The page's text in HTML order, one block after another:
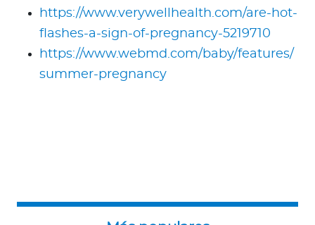
https://www.verywellhealth.com/are-hot-
flashes-a-sign-of-pregnancy-5219710
https://www.webmd.com/baby/features/
summer-pregnancy